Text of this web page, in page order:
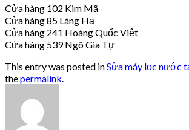
Cửa hàng 102 Kim Mã
Cửa hàng 85 Láng Hạ
Cửa hàng 241 Hoàng Quốc Việt
Cửa hàng 539 Ngô Gia Tự
This entry was posted inSửa máy lọc nước
thepermalink.